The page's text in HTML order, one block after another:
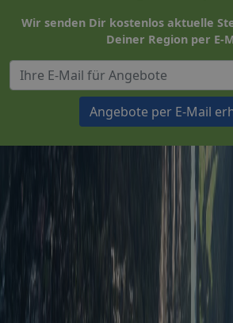
Wir senden Dir kostenlos aktuelle
Deiner Region per E-
Angebote per E-Mail